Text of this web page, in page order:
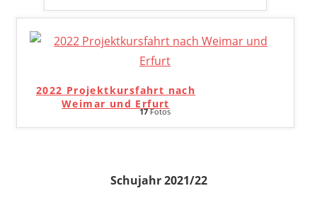
2022 Projektkursfahrt nach
Weimar und Erfurt
17Fotos
Schujahr 2021/22